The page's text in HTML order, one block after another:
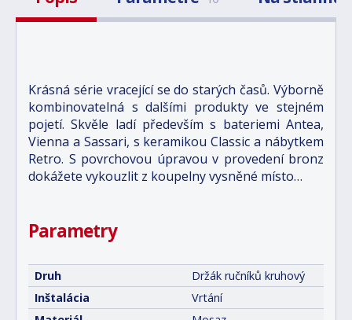
Krásná série vracející se do starých časů. Výborně
kombinovatelná s dalšími produkty ve stejném
pojetí. Skvěle ladí především s bateriemi Antea,
Vienna a Sassari, s keramikou Classic a nábytkem
Retro. S povrchovou úpravou v provedení bronz
dokážete vykouzlit z koupelny vysněné místo…
Parametry
Druh
Držák ručníků kruhový
Inštalácia
Vrtání